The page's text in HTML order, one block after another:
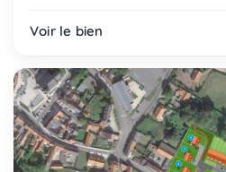
Voir le bien